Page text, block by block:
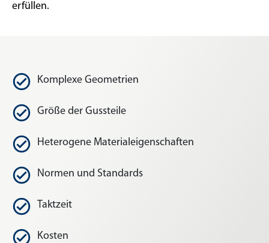
erfüllen.
Komplexe Geometrien
Größe der Gussteile
Heterogene Materialeigenschaften
Normen und Standards
Taktzeit
Kosten